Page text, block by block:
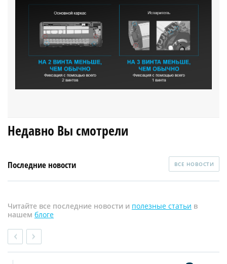
Недавно Вы смотрели
Последние новости ВСЕ НОВОСТИ
Читайте все последние новости и полезные статьи в
нашем блоге